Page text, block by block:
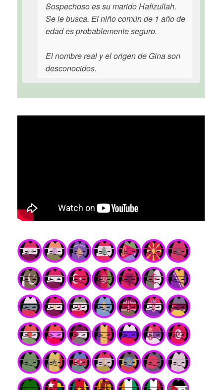
Sospechoso es su marido Hafizullah.
Se le busca. El niño común de 1 año de
edad es probablemente seguro.
El nombre real y el origen de Gina son
desconocidos.